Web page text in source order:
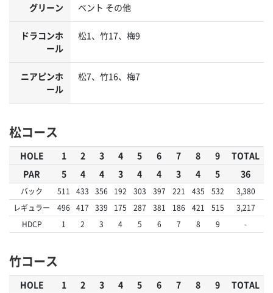
グリーン ベント その他
ドラコンホ
ール
松1、竹17、梅9
ニアピンホ
ール
松7、竹16、梅7
松コース
HOLE 1 2 3 4 5 6 7 8 9
TOTAL
PAR
5 4 4 3 4 4 3 4 5 36
バック 511 433 356 192 303 397 221 435 532
3,380
レギュラー
496 417 339 175 287 381 186 421 515
3,217
HDCP
1 2 3 4 5 6 7 8 9 -
竹コース
HOLE 1 2 3 4 5 6 7 8 9
TOTAL